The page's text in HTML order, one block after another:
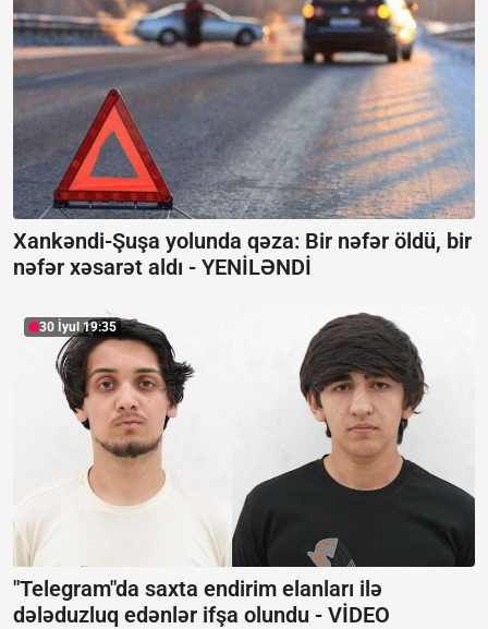
Xankəndi-Şuşa yolunda qəza: Bir nəfər öldü, bir
nəfər xəsarət aldı - YENİLƏNDİ
30 İyul 19:35
"Telegram"da saxta endirim elanları ilə
dələduzluq edənlər ifşa olundu - VİDEO